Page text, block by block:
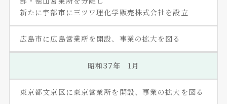
新たに宇部市に三ツワ理化学販売株式会社を設立
広島市に広島営業所を開設、事業の拡大を図る
昭和37年 1月
東京都文京区に東京営業所を開設、事業の拡大を図る